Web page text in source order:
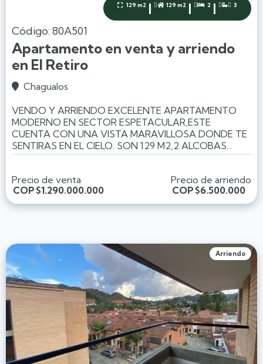
 129 m2 |  129 m2 |  2 |  3
Código: 80A501
Apartamento en venta y arriendo
en El Retiro
 Chagualos
VENDO Y ARRIENDO EXCELENTE APARTAMENTO
MODERNO EN SECTOR ESPETACULAR,ESTE
CUENTA CON UNA VISTA MARAVILLOSA DONDE TE
SENTIRAS EN EL CIELO. SON 129 M2,2 ALCOBAS...
Precio de venta
COP$1.290.000.000
Precio de arriendo
COP$6.500.000
Arriendo